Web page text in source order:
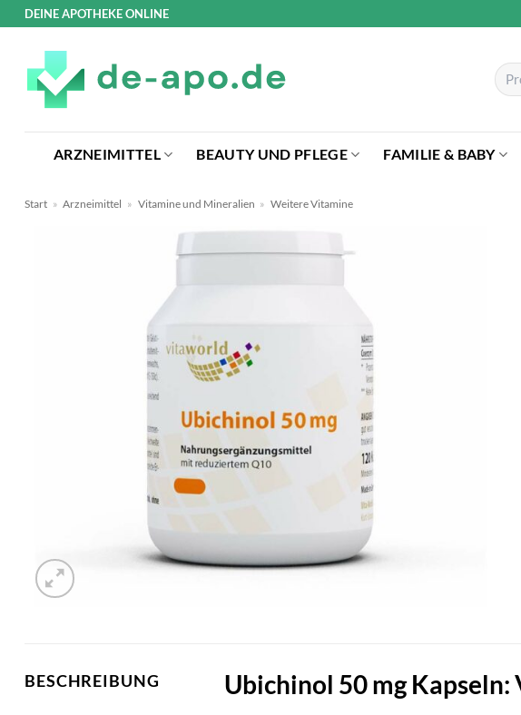
ZumDEINE APOTHEKE ONLINE
nach:
ARZNEIMITTEL BEAUTY UND PFLEGE FAMILIE & BABY
Start » Arzneimittel » Vitamine und Mineralien » Weitere Vitamine
BESCHREIBUNG Ubichinol 50 mg